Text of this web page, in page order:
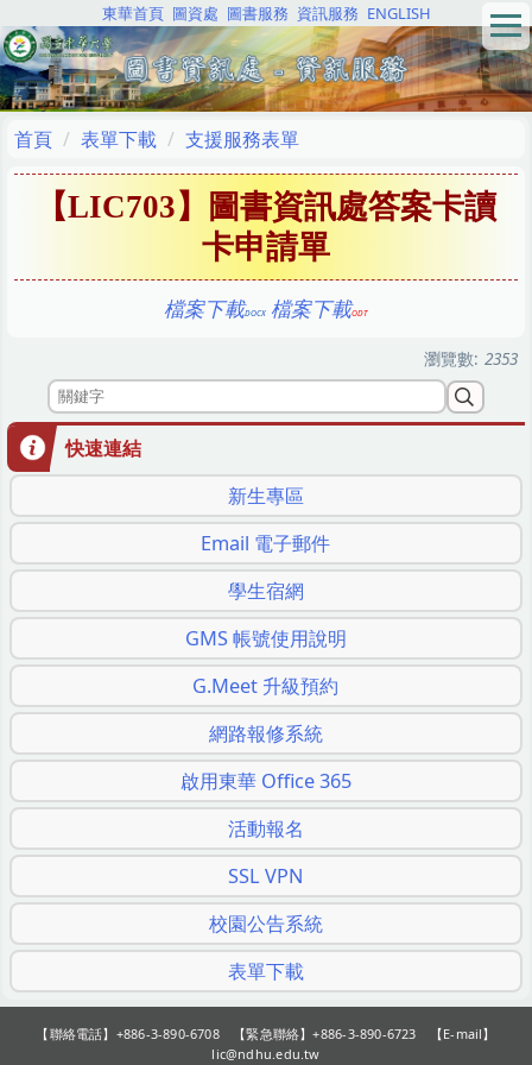
到
主
要
容
區
東華首頁 圖資處 圖書服務 資訊服務 ENGLISH
首頁 表單下載 支援服務表單
【LIC703】圖書資訊處答案卡讀
卡申請單
檔案下載 檔案下載
瀏覽數: 2353
快速連結
新生專區
Email 電子郵件
學生宿網
GMS 帳號使用說明
G.Meet 升級預約
網路報修系統
啟用東華 Office 365
活動報名
SSL VPN
校園公告系統
表單下載
【聯絡電話】+886-3-890-6708 【緊急聯絡】+886-3-890-6723 【E-mail】
lic@ndhu.edu.tw